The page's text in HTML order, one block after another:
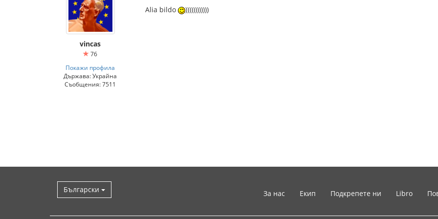
vincas
76
Покажи профила
Държава: Украйна
Съобщения: 7511
Alia bildo ))))))))))))
Български За нас Екип Подкрепете ни Libro